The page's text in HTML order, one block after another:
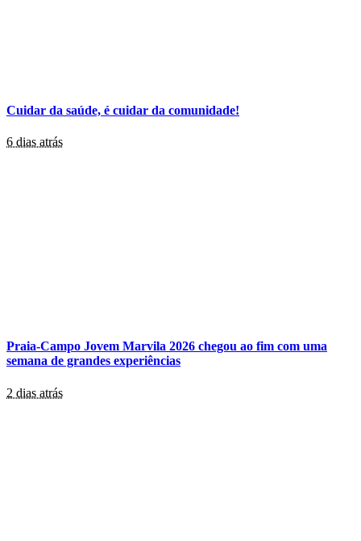
Cuidar da saúde, é cuidar da comunidade!
6 dias atrás
Praia-Campo Jovem Marvila 2026 chegou ao fim com uma
semana de grandes experiências
2 dias atrás